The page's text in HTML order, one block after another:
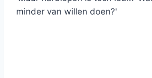
minder van willen doen?'